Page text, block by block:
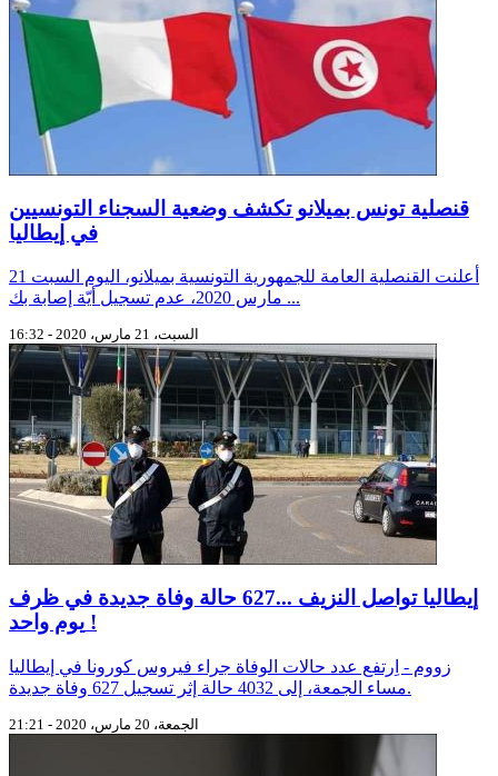
قنصلية تونس بميلانو تكشف وضعية السجناء التونسيين
في إيطاليا
أعلنت القنصلية العامة للجمهورية التونسية بميلانو، اليوم السبت 21
مارس 2020، عدم تسجيل أيّة إصابة بك ...
السبت، 21 مارس، 2020 - 16:32
إيطاليا تواصل النزيف ...627 حالة وفاة جديدة في ظرف
يوم واحد !
زووم - اِرتفع عدد حالات الوفاة جراء فيروس كورونا في إيطاليا
مساء الجمعة، إلى 4032 حالة إثر تسجيل 627 وفاة جديدة.
الجمعة، 20 مارس، 2020 - 21:21